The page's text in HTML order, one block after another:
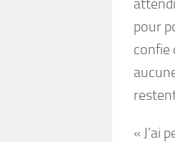
pour
confie
« J’ai